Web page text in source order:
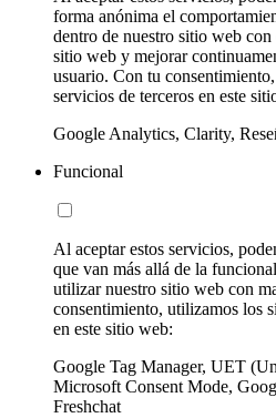
forma anónima el
dentro de nuestro sitio web
sitio web y mejorar
usuario. Con tu
servicios de terceros en este
Google Analytics, Clarity,
Funcional
Al aceptar estos servicios,
que van más allá de la
utilizar nuestro sitio web con
consentimiento, utilizamos los
en este sitio web:
Google Tag Manager, UET
Microsoft Consent Mode,
Freshchat